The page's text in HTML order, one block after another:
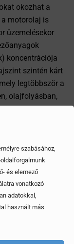
szabásához,
és elemező
vonatkozó
adatokkal,
használt más
okozhat a
a motorolaj is
üzemelésekor
koncentrációja
szintén kárt
legtöbbször a
olajfolyásban,